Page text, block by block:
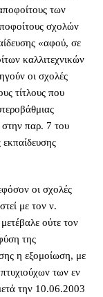
των
σχολών
«αφού, σε
καλλιτεχνικών
οι σχολές
τίτλους που
στην παρ. 7 του
οι σχολές
με τον ν.
ούτε τον
της
η εξομοίωση, με
των εν
την 10.06.2003